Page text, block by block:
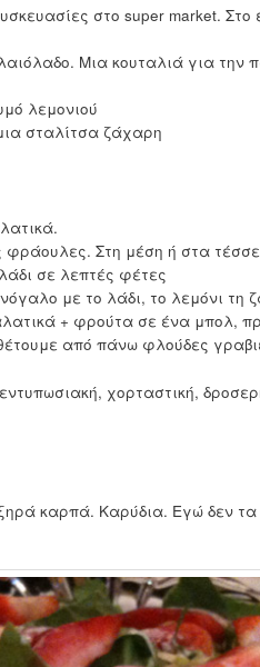
στο super market. Στο
Μια κουταλιά για την
λεμονιού
σταλίτσα ζάχαρη
φράουλες. Στη μέση ή στα
σε λεπτές φέτες
με το λάδι, το λεμόνι τη
+ φρούτα σε ένα μπολ,
από πάνω φλούδες
χορταστική,
καρπά. Καρύδια. Εγώ δεν